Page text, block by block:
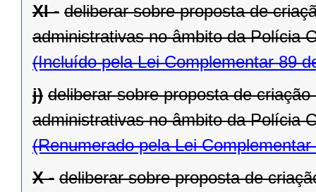
XI - deliberar sobre proposta de
administrativas no âmbito da Polícia
(Incluído pela Lei Complementar 89
j) deliberar sobre proposta de
administrativas no âmbito da Polícia
(Renumerado pela Lei
X - deliberar sobre proposta de